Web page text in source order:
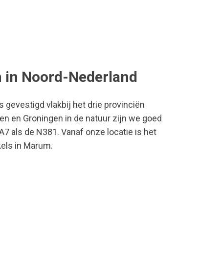
in Noord-Nederland
gevestigd vlakbij het drie provinciën
en Groningen in de natuur zijn we goed
als de N381. Vanaf onze locatie is het
in Marum.